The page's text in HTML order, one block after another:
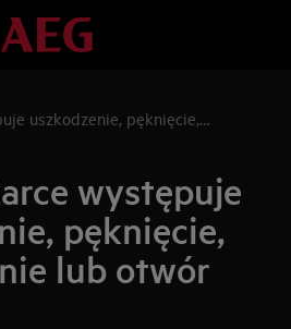
uszkodzenie, pęknięcie,
występuje
pęknięcie,
lub otwór